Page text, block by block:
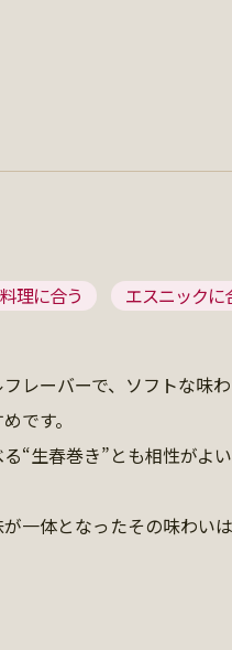
理に合う エスニックに
レーバーで、ソフトな味わ
です。
“生春巻き”とも相性がよ
一体となったその味わい